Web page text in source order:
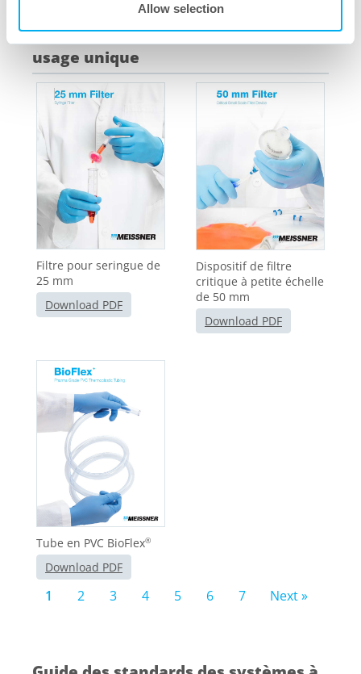
Allow selection
Brochures sur nos équipements à
usage unique
Filtre pour seringue de
25 mm
Download PDF
Dispositif de filtre
critique à petite échelle
de 50 mm
Download PDF
Tube en PVC BioFlex®
Download PDF
1 2 3 4 5 6 7 Next »